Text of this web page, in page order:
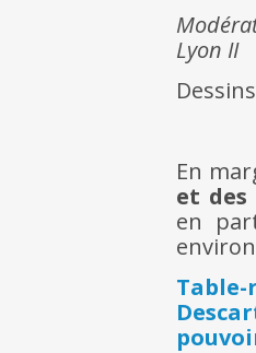
Lyon II
En
et des
en
Table-